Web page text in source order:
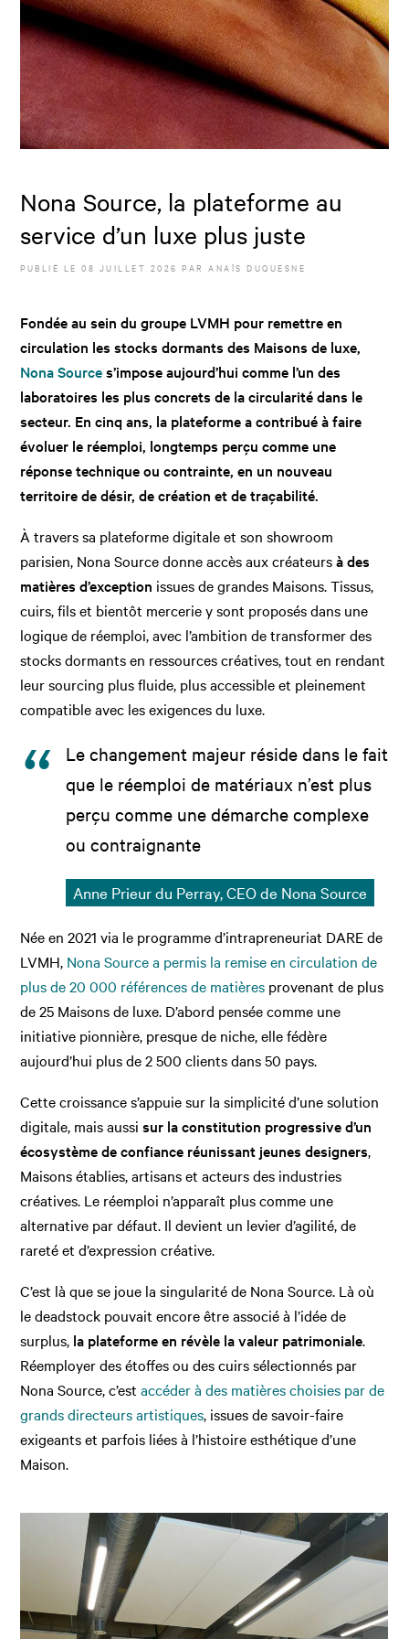
Nona Source, la plateforme au
service d’un luxe plus juste
PUBLIÉ LE08 JUILLET 2026 PARANAÏS DUQUESNE
Fondée au sein du groupe LVMH pour remettre en
circulation les stocks dormants des Maisons de luxe,
Nona Sources’impose aujourd’hui comme l’un des
laboratoires les plus concrets de la circularité dans le
secteur. En cinq ans, la plateforme a contribué à faire
évoluer le réemploi, longtemps perçu comme une
réponse technique ou contrainte, en un nouveau
territoire de désir, de création et de traçabilité.
À travers sa plateforme digitale et son showroom
parisien, Nona Source donne accès aux créateursà des
matières d’exception issues de grandes Maisons. Tissus,
cuirs, fils et bientôt mercerie y sont proposés dans une
logique de réemploi, avec l’ambition de transformer des
stocks dormants en ressources créatives, tout en rendant
leur sourcing plus fluide, plus accessible et pleinement
compatible avec les exigences du luxe.
Le changement majeur réside dans le fait
que le réemploi de matériaux n’est plus
perçu comme une démarche complexe
ou contraignante
Anne Prieur du Perray, CEO de Nona Source
Née en 2021 via le programme d’intrapreneuriat DARE de
LVMH, Nona Source a permis la remise en circulation de
plus de 20 000 références de matières provenant de plus
de 25 Maisons de luxe. D’abord pensée comme une
initiative pionnière, presque de niche, elle fédère
aujourd’hui plus de 2 500 clients dans 50 pays.
Cette croissance s’appuie sur la simplicité d’une solution
digitale, mais aussisur la constitution progressive d’un
écosystème de confiance réunissant jeunes designers,
Maisons établies, artisans et acteurs des industries
créatives. Le réemploi n’apparaît plus comme une
alternative par défaut. Il devient un levier d’agilité, de
rareté et d’expression créative.
C’est là que se joue la singularité de Nona Source. Là où
le deadstock pouvait encore être associé à l’idée de
surplus, la plateforme en révèle la valeur patrimoniale.
Réemployer des étoffes ou des cuirs sélectionnés par
Nona Source, c’estaccéder à des matières choisies par de
grands directeurs artistiques, issues de savoir-faire
exigeants et parfois liées à l’histoire esthétique d’une
Maison.